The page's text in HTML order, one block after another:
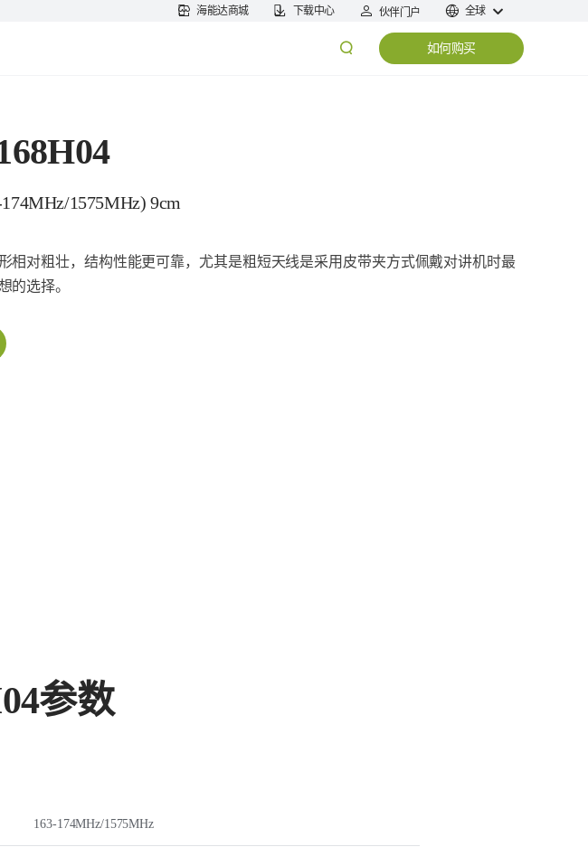
海能达商城 下载中心 伙伴门户 全球
如何购买
1575MHz) 9cm
相对粗壮，结构性能更可靠，尤其是粗短天线是采用皮带夹方式佩戴对讲机时最
的选择。
参数
163-174MHz/1575MHz